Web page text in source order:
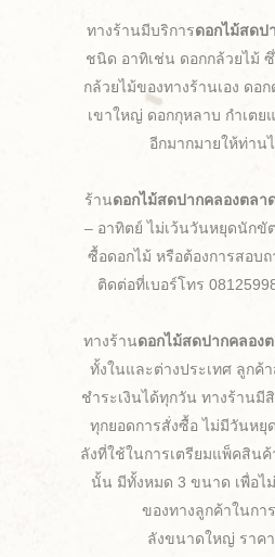
ทางร้านมีบริการดอกไม้สดป
ชนิด อาทิเช่น ดอกกล้วยไม้
กล้วยไม้ของทางร้านเอง ดอก
เขาใหญ่ ดอกกุหลาบ กำเตย
อีกมากมายให้ท่าน
ร้านดอกไม้สดปากคลองตลา
– อาทิตย์ ไม่เว้นวันหยุดนักขั
ซื้อดอกไม้ หรือต้องการสอบถ
ติดต่อที่เบอร์โทร
ทางร้านดอกไม้สดปากคลอง
ทั้งในและต่างประเทศ ลูกค้
ชำระเงินได้ทุกวัน ทางร้านมี
ทุกยอดการสั่งซื้อ ไม่มีวันหยุ
ลังที่ใช้ในการเตรียมแพ็คสิน
นั้น มีทั้งหมด 3 ขนาด เพื่อไ
ของทางลูกค้าในกา
ลังขนาดใหญ่ ราค